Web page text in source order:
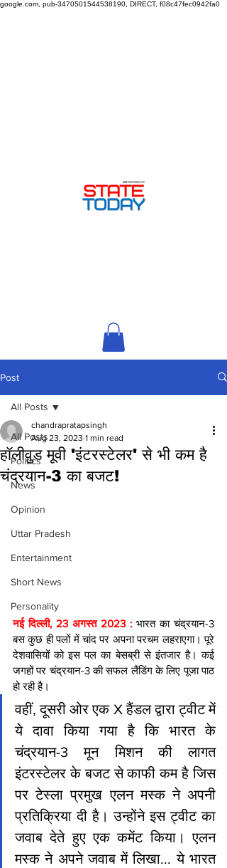
google.com, pub-3470501544538190, DIRECT, f08c47fec0942fa0
Post
All Posts
Politics
News
Opinion
Uttar Pradesh
Entertainment
Short News
Personality
All Posts
हॉलीवुड मूवी 'इंटरस्टेलर' से भी कम है
चंद्रयान-3 का बजट!
chandrapratapsingh
Aug 23, 2023 1 min read
नई दिल्ली, 23 अगस्त 2023 : भारत का चंद्रयान-3
बस कुछ ही पलों में चांद पर अपना परचम लहराएगा। पूरे
देशवासियों को इस पल का बेसब्री से इंतजार है। कई
जगहों पर चंद्रयान-3 की सफल लैंडिंग के लिए पूजा पाठ
हो रही है।
वहीं, दूसरी ओर एक X हैंडल द्वारा ट्वीट में
ये दावा किया गया है कि भारत के
चंद्रयान-3 मून मिशन की लागत
इंटरस्टेलर के बजट से काफी कम है जिस
पर टेस्ला प्रमुख एलन मस्क ने अपनी
प्रतिक्रिया दी है। उन्होंने इस ट्वीट का
जवाब देते हुए एक कमेंट किया। एलन
मस्क ने अपने जवाब में लिखा... ये भारत